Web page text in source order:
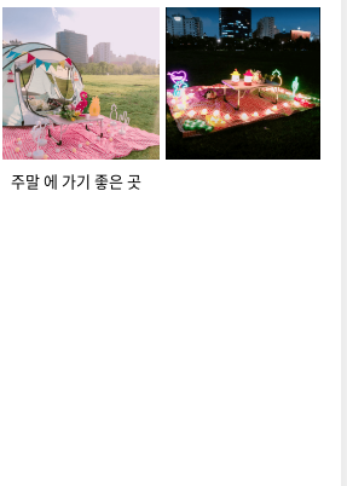
주말 에 가기 좋은 곳